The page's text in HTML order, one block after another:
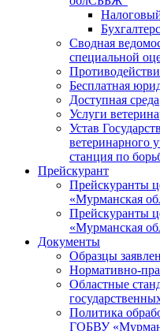
Сводная
специальной
Бесплатная
Доступная среда
Услуги
Устав
ветеринарного
станция по
Прейскурант
Прейскуранты
«Мурманская
Прейскуранты
«Мурманская
Документы
Образцы
Нормативно-
Областные
Политика
ГОБВУ